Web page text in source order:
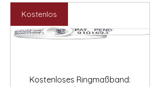
Preis
2.531,00 €
Preis
Kostenlos
Kostenloses Ringmaßband: